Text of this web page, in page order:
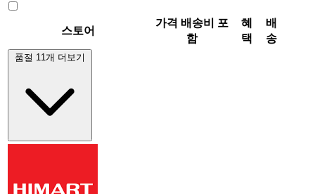
스토어
가격 배송비 포
함
혜
택
배
송
품절 11개 더보기